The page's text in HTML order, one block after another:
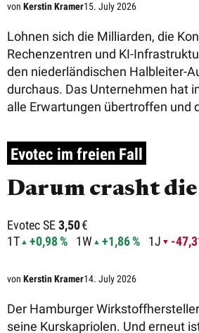
von Kerstin Kramer15. July 2026
Lohnen sich die Milliarden, die
Rechenzentren und KI-
den niederländischen Halbleiter-
durchaus. Das Unternehmen hat
alle Erwartungen übertroffen und
Evotec im freien Fall
Darum crasht
Evotec SE3,50€
1T
+0,98 % 1W +1,86 % 1J -
von Kerstin Kramer14. July 2026
Der Hamburger
seine Kurskapriolen. Und erneut